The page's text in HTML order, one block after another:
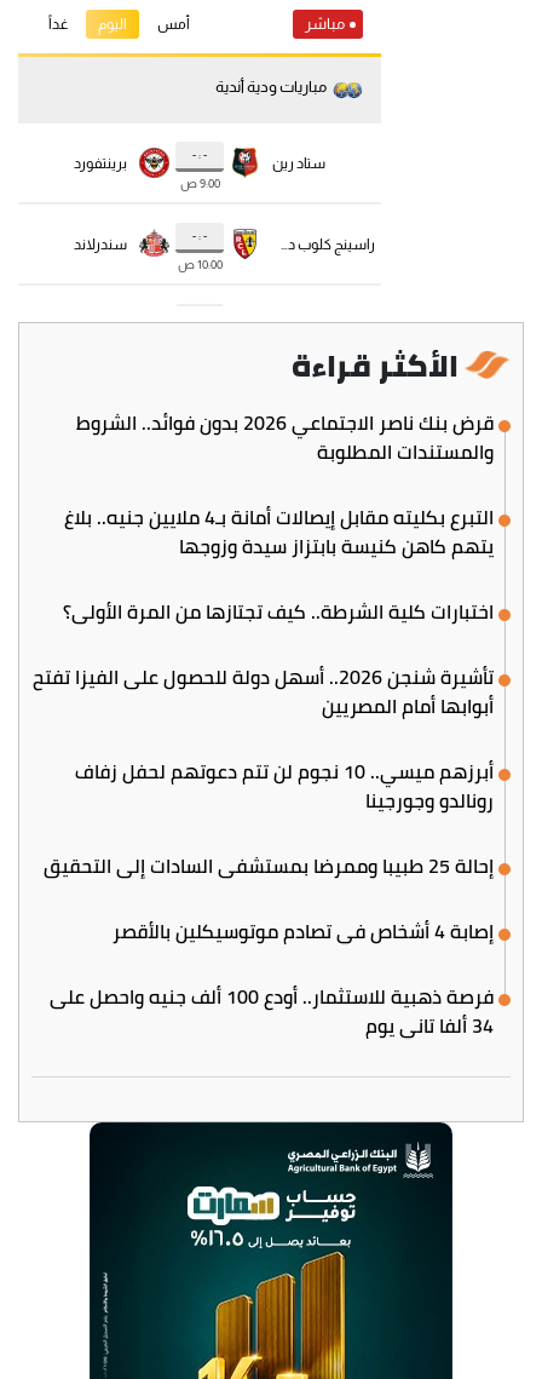
الأكثر قراءة
قرض بنك ناصر الاجتماعي 2026 بدون فوائد.. الشروط
والمستندات المطلوبة
التبرع بكليته مقابل إيصالات أمانة بـ4 ملايين جنيه.. بلاغ
يتهم كاهن كنيسة بابتزاز سيدة وزوجها
اختبارات كلية الشرطة.. كيف تجتازها من المرة الأولى؟
تأشيرة شنجن 2026.. أسهل دولة للحصول على الفيزا تفتح
أبوابها أمام المصريين
أبرزهم ميسي.. 10 نجوم لن تتم دعوتهم لحفل زفاف
رونالدو وجورجينا
إحالة 25 طبيبا وممرضا بمستشفى السادات إلى التحقيق
إصابة 4 أشخاص في تصادم موتوسيكلين بالأقصر
فرصة ذهبية للاستثمار.. أودع 100 ألف جنيه واحصل على
34 ألفا تاني يوم